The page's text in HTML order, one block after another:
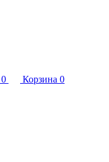
0 Корзина 0